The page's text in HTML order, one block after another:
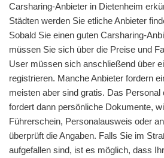
Carsharing-Anbieter in Dietenheim
Städten werden Sie etliche Anbieter
Sobald Sie einen guten Carsharing-
müssen Sie sich über die Preise und
User müssen sich anschließend über
registrieren. Manche Anbieter fordern
meisten aber sind gratis. Das
fordert dann persönliche Dokumente,
Führerschein, Personalausweis oder
überprüft die Angaben. Falls Sie im
aufgefallen sind, ist es möglich, dass